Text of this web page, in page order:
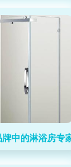
中的淋浴房专